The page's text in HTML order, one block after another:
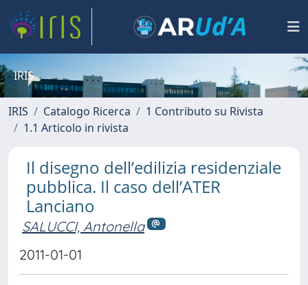
IRIS
IRIS Catalogo Ricerca
1 Contributo su Rivista
1.1 Articolo in rivista
Il disegno dell’edilizia residenziale
pubblica. Il caso dell’ATER
Lanciano
SALUCCI, Antonella
2011-01-01